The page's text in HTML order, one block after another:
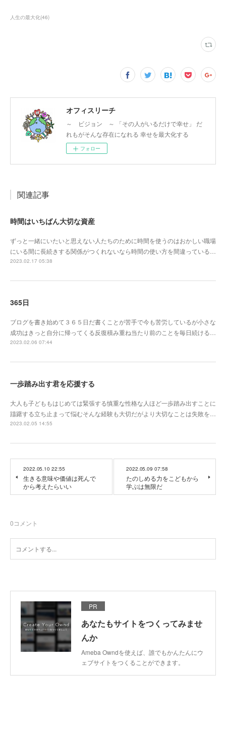
人生の最大化(46)
オフィスリーチ
～ ビジョン ～ 「その人がいるだけで幸せ」 だ
れもがそんな存在になれる 幸せを最大化する
フォロー
関連記事
時間はいちばん大切な資産
ずっと一緒にいたいと思えない人たちのために時間を使うのはおかしい職場
にいる間に長続きする関係がつくれないなら時間の使い方を間違っている…
2023.02.17 05:38
365日
ブログを書き始めて３６５日だ書くことが苦手で今も苦労しているが小さな
成功はきっと自分に帰ってくる反復積み重ね当たり前のことを毎日続ける…
2023.02.06 07:44
一歩踏み出す君を応援する
大人も子どももはじめては緊張する慎重な性格な人ほど一歩踏み出すことに
躊躇する立ち止まって悩むそんな経験も大切だがより大切なことは失敗を…
2023.02.05 14:55
2022.05.10 22:55
生きる意味や価値は死んで
から考えたらいい
2022.05.09 07:58
たのしめる力をこどもから
学ぶは無限だ
0コメント
PR
あなたもサイトをつくってみませ
んか
Ameba Owndを使えば、誰でもかんたんにウ
ェブサイトをつくることができます。